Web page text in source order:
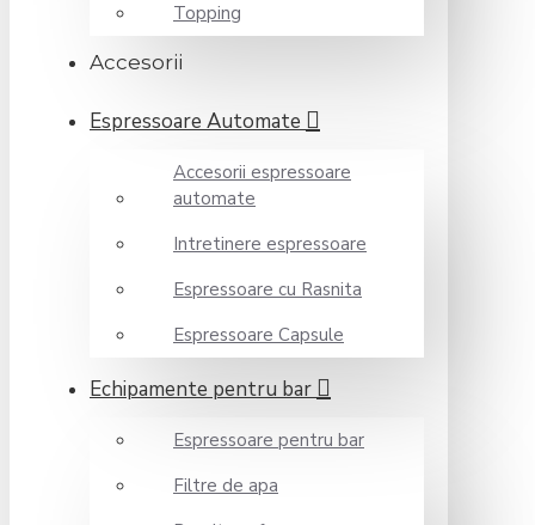
Topping
Accesorii
Espressoare Automate
Accesorii espressoare
automate
Intretinere espressoare
Espressoare cu Rasnita
Espressoare Capsule
Echipamente pentru bar
Espressoare pentru bar
Filtre de apa